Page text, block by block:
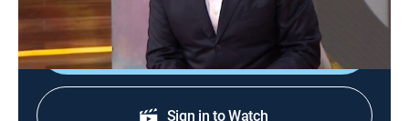
Shop DIRECTV
Sign in to Watch